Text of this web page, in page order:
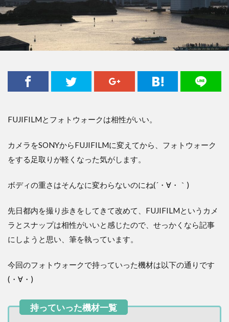
FUJIFILMとフォトウォークは相性がいい。
カメラをSONYからFUJIFILMに変えてから、フォトウォーク
をする足取りが軽くなった気がします。
ボディの重さはそんなに変わらないのにね(´・∀・｀)
先日都内を撮り歩きをしてきて改めて、FUJIFILMというカメ
ラとスナップは相性がいいと感じたので、せっかくなら記事
にしようと思い、筆を執っています。
今回のフォトウォークで持っていった機材は以下の通りです
(・∀・)